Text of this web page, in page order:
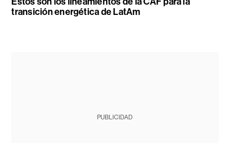
transición energética de LatAm
PUBLICIDAD